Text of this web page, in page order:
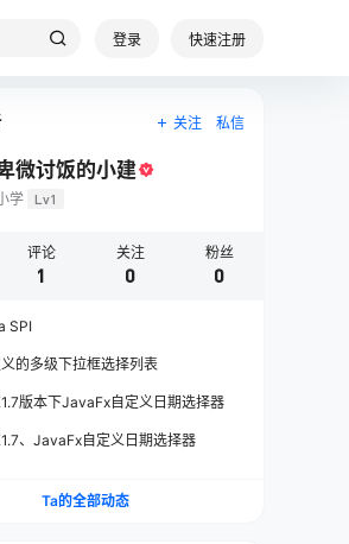
登录 快速注册
关注 私信
微讨饭的小建
学 Lv1
评论
1
关注
0
粉丝
0
SPI
义的多级下拉框选择列表
版本下JavaFx自定义日期选择器
、JavaFx自定义日期选择器
Ta的全部动态